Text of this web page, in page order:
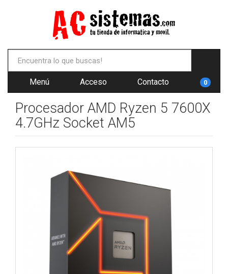
Menú Acceso Contacto 0
Procesador AMD Ryzen 5 7600X
4.7GHz Socket AM5